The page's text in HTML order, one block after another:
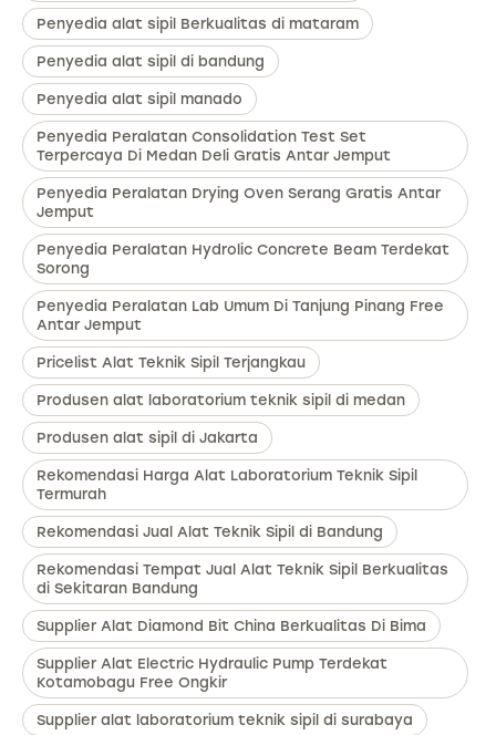
Penyedia alat sipil Berkualitas di mataram
Penyedia alat sipil di bandung
Penyedia alat sipil manado
Penyedia Peralatan Consolidation Test Set
Terpercaya Di Medan Deli Gratis Antar Jemput
Penyedia Peralatan Drying Oven Serang Gratis Antar
Jemput
Penyedia Peralatan Hydrolic Concrete Beam Terdekat
Sorong
Penyedia Peralatan Lab Umum Di Tanjung Pinang Free
Antar Jemput
Pricelist Alat Teknik Sipil Terjangkau
Produsen alat laboratorium teknik sipil di medan
Produsen alat sipil di Jakarta
Rekomendasi Harga Alat Laboratorium Teknik Sipil
Termurah
Rekomendasi Jual Alat Teknik Sipil di Bandung
Rekomendasi Tempat Jual Alat Teknik Sipil Berkualitas
di Sekitaran Bandung
Supplier Alat Diamond Bit China Berkualitas Di Bima
Supplier Alat Electric Hydraulic Pump Terdekat
Kotamobagu Free Ongkir
Supplier alat laboratorium teknik sipil di surabaya